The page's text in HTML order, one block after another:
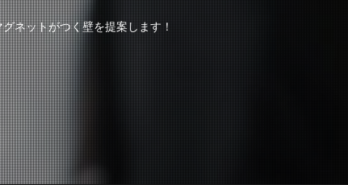
ネットがつく壁を提案します！